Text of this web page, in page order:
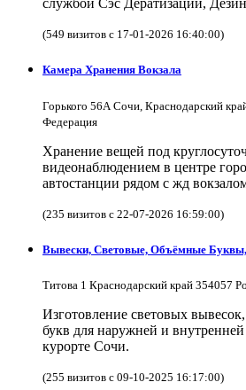
службой Сэс Дератизации,
(549 визитов с 17-01-2026 16:40:00)
Камера Хранения Вокзала
Горького 56А Сочи, Краснодарский
Федерация
Хранение вещей под
видеонаблюдением в центре
автостанции рядом с жд
(235 визитов с 22-07-2026 16:59:00)
Вывески, Световые, Объёмные
Титова 1 Краснодарский край 354057
Изготовление световых
букв для наружней и
курорте Сочи.
(255 визитов с 09-10-2025 16:17:00)